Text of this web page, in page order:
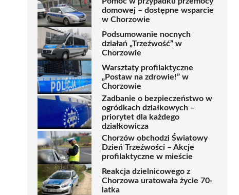
domowej – dostępne wsparcie
w Chorzowie
Podsumowanie nocnych
działań „Trzeźwość” w
Chorzowie
Warsztaty profilaktyczne
„Postaw na zdrowie!” w
Chorzowie
Zadbanie o bezpieczeństwo w
ogródkach działkowych –
priorytet dla każdego
działkowicza
Chorzów obchodzi Światowy
Dzień Trzeźwości – Akcje
profilaktyczne w mieście
Reakcja dzielnicowego z
Chorzowa uratowała życie 70-
latka